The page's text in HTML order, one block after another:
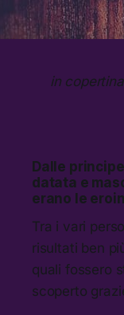
in
Dalle
datata e
erano le
Tra i vari
risultati ben
quali fossero
scoperto